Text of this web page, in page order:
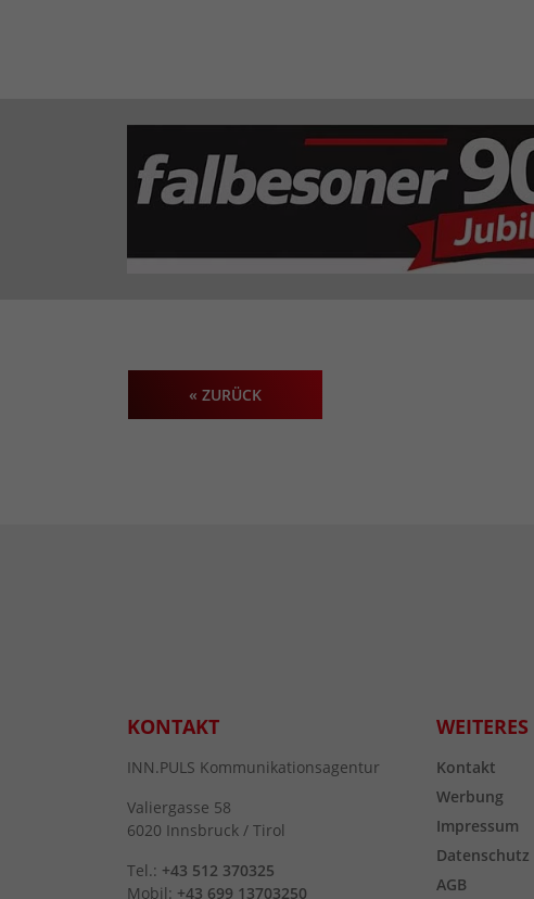
« ZURÜCK
KONTAKT
INN.PULS Kommunikationsagentur
Valiergasse 58
6020 Innsbruck / Tirol
Tel.: +43 512 370325
Mobil: +43 699 13703250
WEITERES
Kontakt
Werbung
Impressum
Datenschutz
AGB